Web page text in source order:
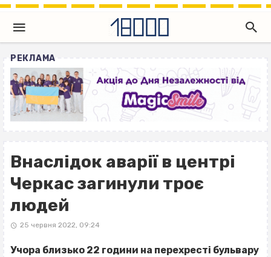
РЕКЛАМА
Внаслідок аварії в центрі
Черкас загинули троє
людей
25 червня 2022, 09:24
Учора близько 22 години на перехресті бульвару